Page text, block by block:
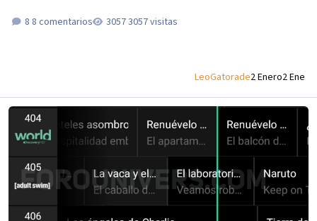
8 comentarios 3057 visitas
LeoGatorade2 Enero2 Ene
FLOW | Uruguay | Grilla de canales